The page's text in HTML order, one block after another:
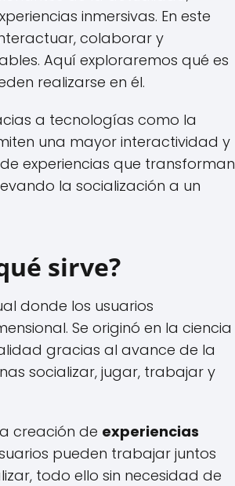
inmersivas. En este
colaborar y
Aquí exploraremos qué es
realizarse en él.
a tecnologías como la
una mayor interactividad y
experiencias que transforman
la socialización a un
sirve?
donde los usuarios
Se originó en la ciencia
gracias al avance de la
socializar, jugar, trabajar y
creación de experiencias
pueden trabajar juntos
todo ello sin necesidad de